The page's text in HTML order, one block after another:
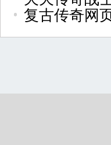
复古传奇网